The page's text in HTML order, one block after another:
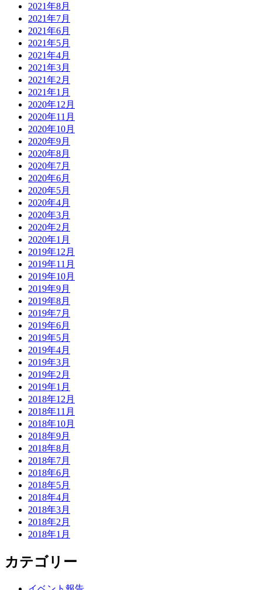
2021年8月
2021年7月
2021年6月
2021年5月
2021年4月
2021年3月
2021年2月
2021年1月
2020年12月
2020年11月
2020年10月
2020年9月
2020年8月
2020年7月
2020年6月
2020年5月
2020年4月
2020年3月
2020年2月
2020年1月
2019年12月
2019年11月
2019年10月
2019年9月
2019年8月
2019年7月
2019年6月
2019年5月
2019年4月
2019年3月
2019年2月
2019年1月
2018年12月
2018年11月
2018年10月
2018年9月
2018年8月
2018年7月
2018年6月
2018年5月
2018年4月
2018年3月
2018年2月
2018年1月
カテゴリー